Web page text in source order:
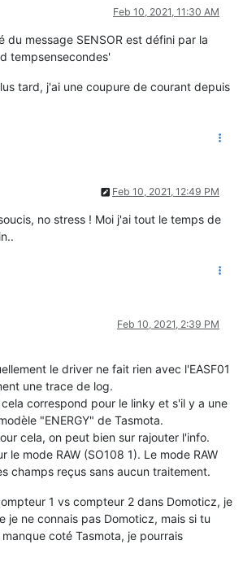
Feb 10, 2021, 11:30 AM
du message SENSOR est défini par la
tempsensecondes'
tard, j'ai une coupure de courant depuis
Feb 10, 2021, 12:49 PM
no stress ! Moi j'ai tout le temps de
Feb 10, 2021, 2:39 PM
le driver ne fait rien avec l'EASF01
une trace de log.
correspond pour le linky et s'il y a une
"ENERGY" de Tasmota.
cela, on peut bien sur rajouter l'info.
le mode RAW (SO108 1). Le mode RAW
champs reçus sans aucun traitement.
1 vs compteur 2 dans Domoticz, je
je ne connais pas Domoticz, mais si tu
coté Tasmota, je pourrais